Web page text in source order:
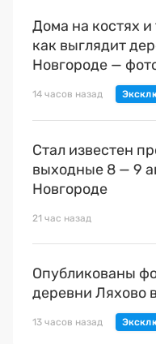
Дома на костях
как выглядит
Новгороде —
14 часов назад
Стал известен
выходные 8 — 9
Новгороде
21 час назад
Опубликованы
деревни Ляхово
13 часов назад